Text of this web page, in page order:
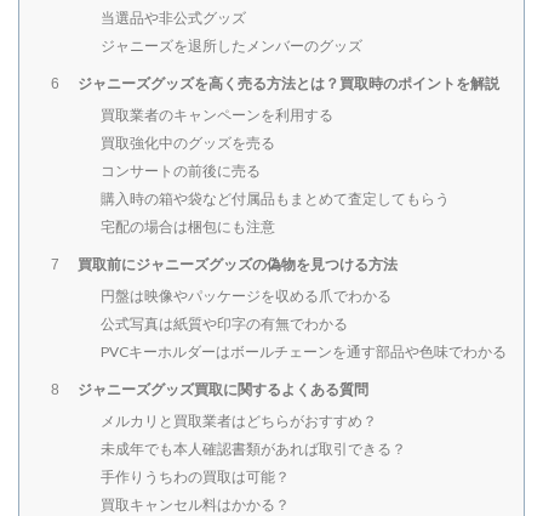
当選品や非公式グッズ
ジャニーズを退所したメンバーのグッズ
6
ジャニーズグッズを高く売る方法とは？買取時のポイントを解説
買取業者のキャンペーンを利用する
買取強化中のグッズを売る
コンサートの前後に売る
購入時の箱や袋など付属品もまとめて査定してもらう
宅配の場合は梱包にも注意
7
買取前にジャニーズグッズの偽物を見つける方法
円盤は映像やパッケージを収める爪でわかる
公式写真は紙質や印字の有無でわかる
PVCキーホルダーはボールチェーンを通す部品や色味でわかる
8
ジャニーズグッズ買取に関するよくある質問
メルカリと買取業者はどちらがおすすめ？
未成年でも本人確認書類があれば取引できる？
手作りうちわの買取は可能？
買取キャンセル料はかかる？